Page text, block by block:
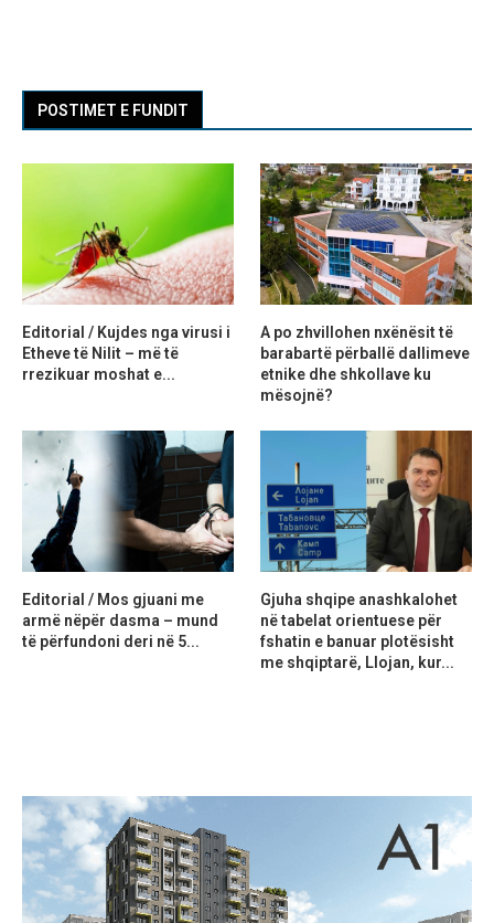
POSTIMET E FUNDIT
Editorial / Kujdes nga virusi i
Etheve të Nilit – më të
rrezikuar moshat e...
A po zhvillohen nxënësit të
barabartë përballë dallimeve
etnike dhe shkollave ku
mësojnë?
Editorial / Mos gjuani me
armë nëpër dasma – mund
të përfundoni deri në 5...
Gjuha shqipe anashkalohet
në tabelat orientuese për
fshatin e banuar plotësisht
me shqiptarë, Llojan, kur...